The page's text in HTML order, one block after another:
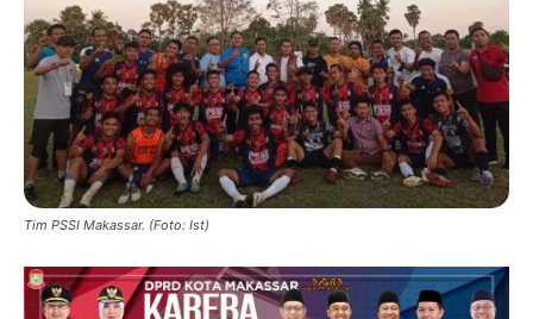
Tim PSSI Makassar. (Foto: Ist)